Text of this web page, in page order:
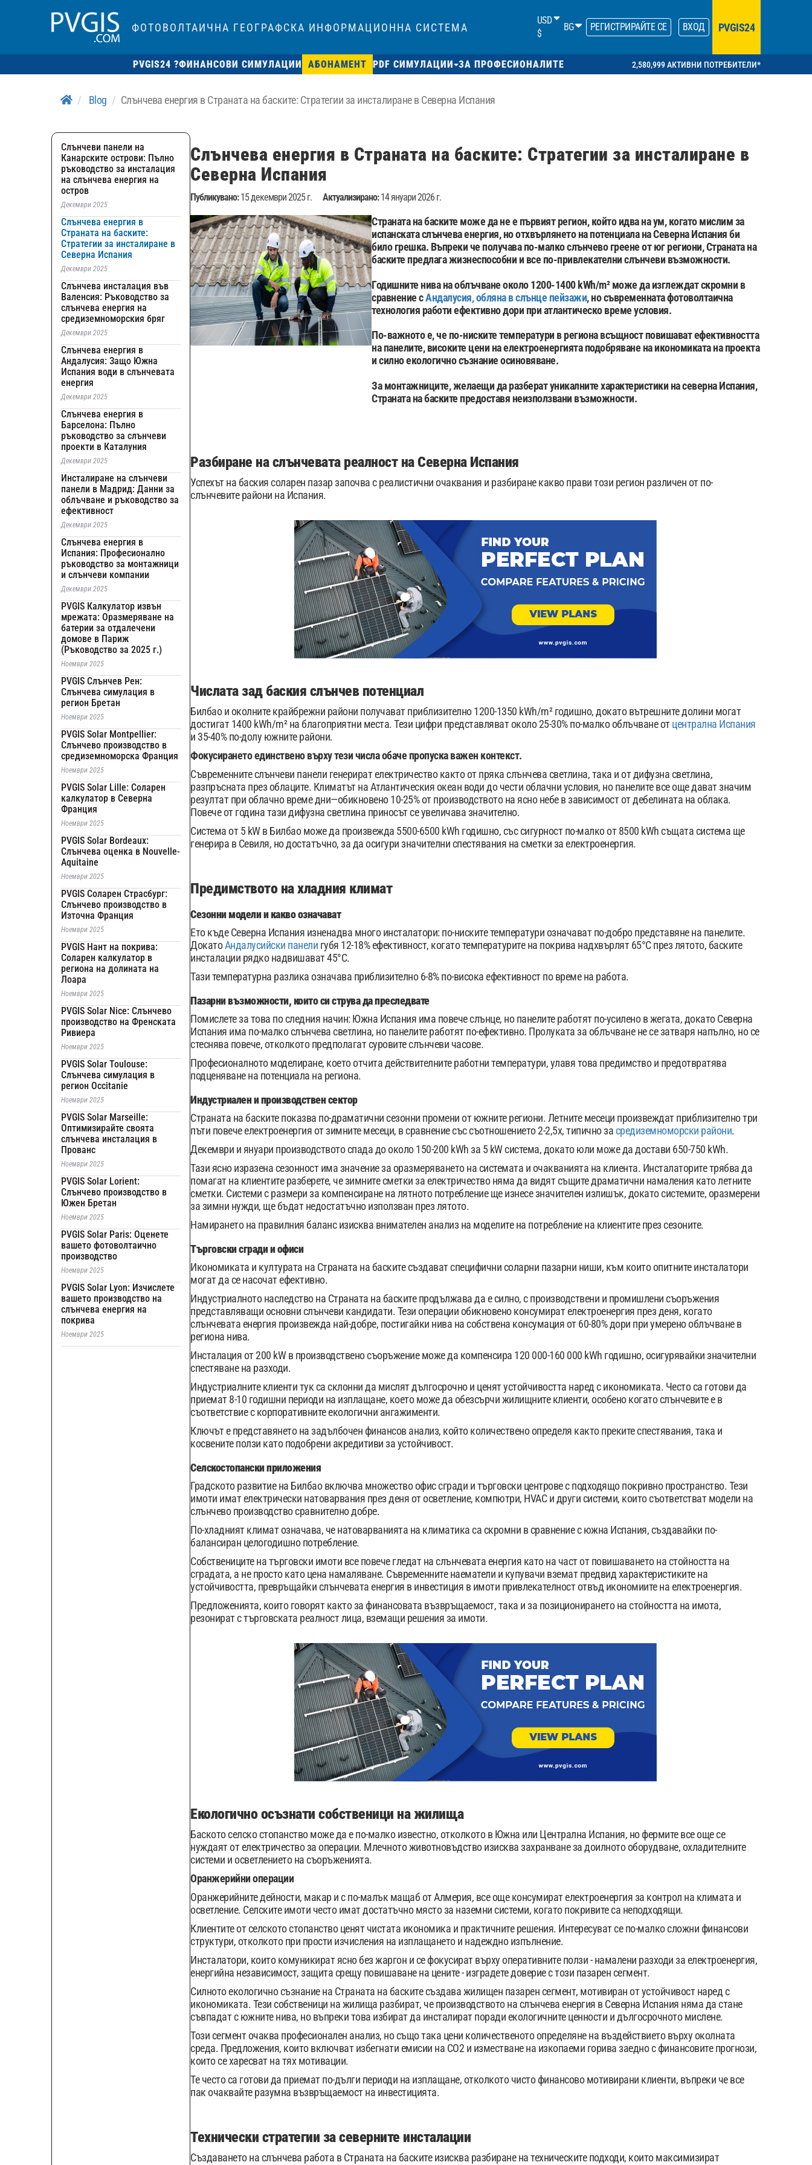
ФОТОВОЛТАИЧНА ГЕОГРАФСКА ИНФОРМАЦИОННА СИСТЕМА
USD
$
BG РЕГИСТРИРАЙТЕ СЕ ВХОД PVGIS24
PVGIS24 ?ФИНАНСОВИ СИМУЛАЦИИ АБОНАМЕНТ PDF СИМУЛАЦИИ ЗА ПРОФЕСИОНАЛИТЕ 2,580,999 АКТИВНИ ПОТРЕБИТЕЛИ*
Blog Слънчева енергия в Страната на баските: Стратегии за инсталиране в Северна Испания
Слънчеви панели на
Канарските острови: Пълно
ръководство за инсталация
на слънчева енергия на
остров
Декември 2025
Слънчева енергия в
Страната на баските:
Стратегии за инсталиране в
Северна Испания
Декември 2025
Слънчева инсталация във
Валенсия: Ръководство за
слънчева енергия на
средиземноморския бряг
Декември 2025
Слънчева енергия в
Андалусия: Защо Южна
Испания води в слънчевата
енергия
Декември 2025
Слънчева енергия в
Барселона: Пълно
ръководство за слънчеви
проекти в Каталуния
Декември 2025
Инсталиране на слънчеви
панели в Мадрид: Данни за
облъчване и ръководство за
ефективност
Декември 2025
Слънчева енергия в
Испания: Професионално
ръководство за монтажници
и слънчеви компании
Декември 2025
PVGIS Калкулатор извън
мрежата: Оразмеряване на
батерии за отдалечени
домове в Париж
(Ръководство за 2025 г.)
Ноември 2025
PVGIS Слънчев Рен:
Слънчева симулация в
регион Бретан
Ноември 2025
PVGIS Solar Montpellier:
Слънчево производство в
средиземноморска Франция
Ноември 2025
PVGIS Solar Lille: Соларен
калкулатор в Северна
Франция
Ноември 2025
PVGIS Solar Bordeaux:
Слънчева оценка в Nouvelle-
Aquitaine
Ноември 2025
PVGIS Соларен Страсбург:
Слънчево производство в
Източна Франция
Ноември 2025
PVGIS Нант на покрива:
Соларен калкулатор в
региона на долината на
Лоара
Ноември 2025
PVGIS Solar Nice: Слънчево
производство на Френската
Ривиера
Ноември 2025
PVGIS Solar Toulouse:
Слънчева симулация в
регион Occitanie
Ноември 2025
PVGIS Solar Marseille:
Оптимизирайте своята
слънчева инсталация в
Прованс
Ноември 2025
PVGIS Solar Lorient:
Слънчево производство в
Южен Бретан
Ноември 2025
PVGIS Solar Paris: Оценете
вашето фотоволтаично
производство
Ноември 2025
PVGIS Solar Lyon: Изчислете
вашето производство на
слънчева енергия на
покрива
Ноември 2025
Слънчева енергия в Страната на баските: Стратегии за инсталиране в
Северна Испания
Публикувано: 15 декември 2025 г. Актуализирано: 14 януари 2026 г.
Страната на баските може да не е първият регион, който идва на ум, когато мислим за
испанската слънчева енергия, но отхвърлянето на потенциала на Северна Испания би
било грешка. Въпреки че получава по-малко слънчево греене от юг региони, Страната на
баските предлага жизнеспособни и все по-привлекателни слънчеви възможности.
Годишните нива на облъчване около 1200-1400 kWh/m² може да изглеждат скромни в
сравнение сАндалусия, обляна в слънце пейзажи, но съвременната фотоволтаична
технология работи ефективно дори при атлантическо време условия.
По-важното е, че по-ниските температури в региона всъщност повишават ефективността
на панелите, високите цени на електроенергията подобряване на икономиката на проекта
и силно екологично съзнание осиновяване.
За монтажниците, желаещи да разберат уникалните характеристики на северна Испания,
Страната на баските предоставя неизползвани възможности.
Разбиране на слънчевата реалност на Северна Испания
Успехът на баския соларен пазар започва с реалистични очаквания и разбиране какво прави този регион различен от по-
слънчевите райони на Испания.
Числата зад баския слънчев потенциал
Билбао и околните крайбрежни райони получават приблизително 1200-1350 kWh/m² годишно, докато вътрешните долини могат
достигат 1400 kWh/m² на благоприятни места. Тези цифри представляват около 25-30% по-малко облъчване отцентрална Испания
и 35-40% по-долу южните райони.
Фокусирането единствено върху тези числа обаче пропуска важен контекст.
Съвременните слънчеви панели генерират електричество както от пряка слънчева светлина, така и от дифузна светлина,
разпръсната през облаците. Климатът на Атлантическия океан води до чести облачни условия, но панелите все още дават значим
резултат при облачно време дни—обикновено 10-25% от производството на ясно небе в зависимост от дебелината на облака.
Повече от година тази дифузна светлина приносът се увеличава значително.
Система от 5 kW в Билбао може да произвежда 5500-6500 kWh годишно, със сигурност по-малко от 8500 kWh същата система ще
генерира в Севиля, но достатъчно, за да осигури значителни спестявания на сметки за електроенергия.
Предимството на хладния климат
Сезонни модели и какво означават
Ето къде Северна Испания изненадва много инсталатори: по-ниските температури означават по-добро представяне на панелите.
ДокатоАндалусийски панели губя 12-18% ефективност, когато температурите на покрива надхвърлят 65°C през лятото, баските
инсталации рядко надвишават 45°C.
Тази температурна разлика означава приблизително 6-8% по-висока ефективност по време на работа.
Пазарни възможности, които си струва да преследвате
Помислете за това по следния начин: Южна Испания има повече слънце, но панелите работят по-усилено в жегата, докато Северна
Испания има по-малко слънчева светлина, но панелите работят по-ефективно. Пролуката за облъчване не се затваря напълно, но се
стеснява повече, отколкото предполагат суровите слънчеви часове.
Професионалното моделиране, което отчита действителните работни температури, улавя това предимство и предотвратява
подценяване на потенциала на региона.
Индустриален и производствен сектор
Страната на баските показва по-драматични сезонни промени от южните региони. Летните месеци произвеждат приблизително три
пъти повече електроенергия от зимните месеци, в сравнение със съотношението 2-2,5x, типично засредиземноморски райони.
Декември и януари производството спада до около 150-200 kWh за 5 kW система, докато юли може да достави 650-750 kWh.
Тази ясно изразена сезонност има значение за оразмеряването на системата и очакванията на клиента. Инсталаторите трябва да
помагат на клиентите разберете, че зимните сметки за електричество няма да видят същите драматични намаления като летните
сметки. Системи с размери за компенсиране на лятното потребление ще изнесе значителен излишък, докато системите, оразмерени
за зимни нужди, ще бъдат недостатъчно използван през лятото.
Намирането на правилния баланс изисква внимателен анализ на моделите на потребление на клиентите през сезоните.
Търговски сгради и офиси
Икономиката и културата на Страната на баските създават специфични соларни пазарни ниши, към които опитните инсталатори
могат да се насочат ефективно.
Индустриалното наследство на Страната на баските продължава да е силно, с производствени и промишлени съоръжения
представляващи основни слънчеви кандидати. Тези операции обикновено консумират електроенергия през деня, когато
слънчевата енергия произвежда най-добре, постигайки нива на собствена консумация от 60-80% дори при умерено облъчване в
региона нива.
Инсталация от 200 kW в производствено съоръжение може да компенсира 120 000-160 000 kWh годишно, осигурявайки значителни
спестяване на разходи.
Индустриалните клиенти тук са склонни да мислят дългосрочно и ценят устойчивостта наред с икономиката. Често са готови да
приемат 8-10 годишни периоди на изплащане, което може да обезсърчи жилищните клиенти, особено когато слънчевите е в
съответствие с корпоративните екологични ангажименти.
Ключът е представянето на задълбочен финансов анализ, който количествено определя както преките спестявания, така и
косвените ползи като подобрени акредитиви за устойчивост.
Селскостопански приложения
Градското развитие на Билбао включва множество офис сгради и търговски центрове с подходящо покривно пространство. Тези
имоти имат електрически натоварвания през деня от осветление, компютри, HVAC и други системи, които съответстват модели на
слънчево производство сравнително добре.
По-хладният климат означава, че натоварванията на климатика са скромни в сравнение с южна Испания, създавайки по-
балансиран целогодишно потребление.
Собствениците на търговски имоти все повече гледат на слънчевата енергия като на част от повишаването на стойността на
сградата, а не просто като цена намаляване. Съвременните наематели и купувачи вземат предвид характеристиките на
устойчивостта, превръщайки слънчевата енергия в инвестиция в имоти привлекателност отвъд икономиите на електроенергия.
Предложенията, които говорят както за финансовата възвръщаемост, така и за позиционирането на стойността на имота,
резонират с търговската реалност лица, вземащи решения за имоти.
Екологично осъзнати собственици на жилища
Баското селско стопанство може да е по-малко известно, отколкото в Южна или Централна Испания, но фермите все още се
нуждаят от електричество за операции. Млечното животновъдство изисква захранване за доилното оборудване, охладителните
системи и осветлението на съоръженията.
Оранжерийни операции
Оранжерийните дейности, макар и с по-малък мащаб от Алмерия, все още консумират електроенергия за контрол на климата и
осветление. Селските имоти често имат достатъчно място за наземни системи, когато покривите са неподходящи.
Клиентите от селското стопанство ценят чистата икономика и практичните решения. Интересуват се по-малко сложни финансови
структури, отколкото при прости изчисления на изплащането и надеждно изпълнение.
Инсталатори, които комуникират ясно без жаргон и се фокусират върху оперативните ползи - намалени разходи за електроенергия,
енергийна независимост, защита срещу повишаване на цените - изградете доверие с този пазарен сегмент.
Силното екологично съзнание на Страната на баските създава жилищен пазарен сегмент, мотивиран от устойчивост наред с
икономиката. Тези собственици на жилища разбират, че производството на слънчева енергия в Северна Испания няма да стане
съвпадат с южните нива, но въпреки това избират да инсталират поради екологичните ценности и дългосрочното мислене.
Този сегмент очаква професионален анализ, но също така цени количественото определяне на въздействието върху околната
среда. Предложения, които включват избегнати емисии на CO2 и изместване на изкопаеми горива заедно с финансовите прогнози,
които се харесват на тях мотивации.
Те често са готови да приемат по-дълги периоди на изплащане, отколкото чисто финансово мотивирани клиенти, въпреки че все
пак очаквайте разумна възвръщаемост на инвестицията.
Технически стратегии за северните инсталации
Създаването на слънчева работа в Страната на баските изисква разбиране на техническите подходи, които максимизират